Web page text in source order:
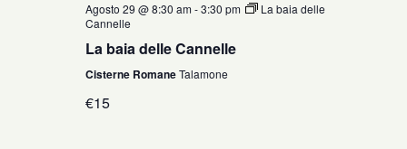
Agosto 29 @ 8:30 am-3:30 pm
La baia delle
Cannelle
La baia delle Cannelle
Cisterne RomaneTalamone
€15